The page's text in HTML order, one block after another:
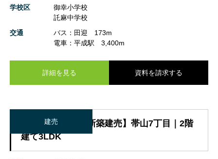
学校区
御幸小学校
託麻中学校
交通
バス：田迎 173m
電車：平成駅 3,400m
詳細を見る 資料を請求する
建売
【熊本市中央区_新築建売】帯山7丁目｜2階
建て3LDK